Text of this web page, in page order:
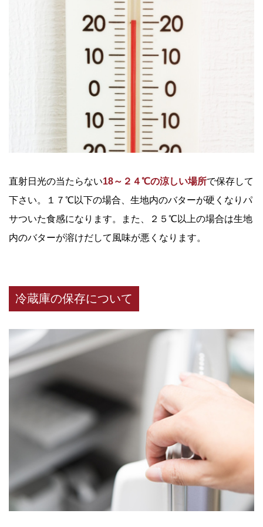
直射日光の当たらない18～２４℃の涼しい場所で保存して
下さい。１７℃以下の場合、生地内のバターが硬くなりパ
サついた食感になります。また、２５℃以上の場合は生地
内のバターが溶けだして風味が悪くなります。
冷蔵庫の保存について